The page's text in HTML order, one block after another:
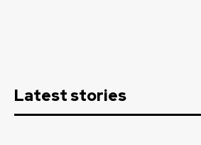
Latest stories